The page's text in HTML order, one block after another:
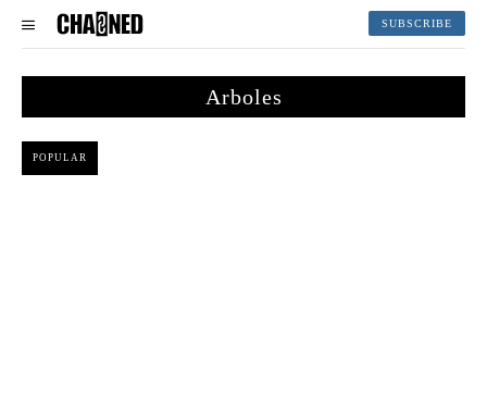
SUBSCRIBE
Arboles
POPULAR